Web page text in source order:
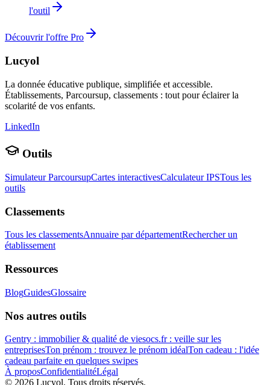
l'outil
Découvrir l'offre Pro
Lucyol
La donnée éducative publique, simplifiée et accessible.
Établissements, Parcoursup, classements : tout pour éclairer la
scolarité de vos enfants.
LinkedIn
Outils
Simulateur ParcoursupCartes interactivesCalculateur IPSTous les
outils
Classements
Tous les classementsAnnuaire par départementRechercher un
établissement
Ressources
BlogGuidesGlossaire
Nos autres outils
Gentry : immobilier & qualité de viesocs.fr : veille sur les
entreprisesTon prénom : trouvez le prénom idéalTon cadeau : l'idée
cadeau parfaite en quelques swipes
À proposConfidentialitéLégal
© 2026 Lucyol. Tous droits réservés.